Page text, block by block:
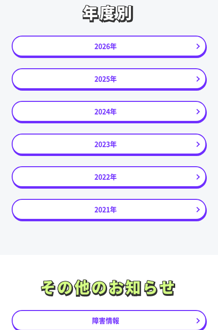
年度別
年度別
2026年
2025年
2024年
2023年
2022年
2021年
その他のお知らせ
その他のお知らせ
障害情報